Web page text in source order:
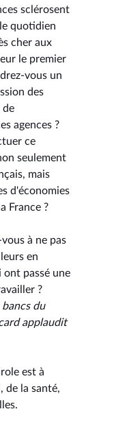
sclérosent
quotidien
cher aux
le premier
vous un
des
de
agences ?
ce
seulement
mais
d'économies
France ?
à ne pas
en
ont passé une
?
du
applaudit
est à
de la santé,